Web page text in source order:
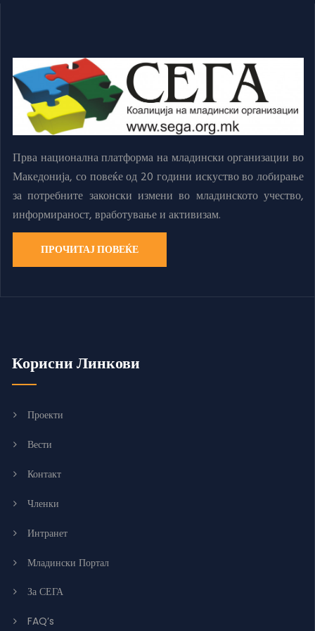
Прва национална платформа на младински организации во
Македонија, со повеќе од 20 години искуство во лобирање
за потребните законски измени во младинското учество,
информираност, вработување и активизам.
ПРОЧИТАЈ ПОВЕЌЕ
Корисни Линкови
Проекти
Вести
Контакт
Членки
Интранет
Младински Портал
За СЕГА
FAQ’s